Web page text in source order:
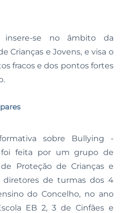
insere-se no âmbito da
Crianças e Jovens, e visa o
fracos e dos pontos fortes
sobre Bullying -
foi feita por um grupo de
Proteção de Crianças e
diretores de turmas dos 4
do Concelho, no ano
EB 2, 3 de Cinfães e